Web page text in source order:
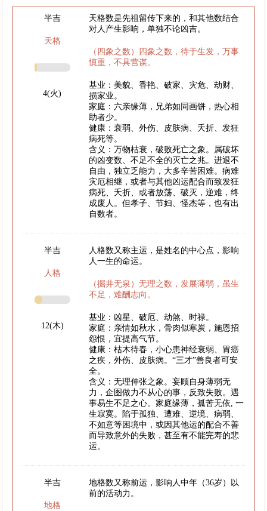
半吉
天格
4(火)
天格数是先祖留传下来的，和其他数结合
对人产生影响，单独不论凶吉。
（四象之数）四象之数，待于生发，万事
慎重，不具营谋。
基业：美貌、香艳、破家、灾危、劫财、
损家业。
家庭：六亲缘薄，兄弟如同画饼，热心相
助者少。
健康：衰弱、外伤、皮肤病、夭折、发狂
病死等。
含义：万物枯衰，破败死亡之象。属破坏
的凶变数、不足不全的灭亡之兆。进退不
自由，独立乏能力，大多辛苦困难。病难
灾厄相继，或者与其他凶运配合而致发狂
病死、夭折、或者放荡、破灭，逆难，终
成废人。但孝子、节妇、怪杰等，也有出
自数者。
半吉
人格
12(木)
人格数又称主运，是姓名的中心点，影响
人一生的命运。
（掘井无泉）无理之数，发展薄弱，虽生
不足，难酬志向。
基业：凶星、破厄、劫煞、时禄。
家庭：亲情如秋水，骨肉似寒炭，施恩招
怨恨，宜提高气节。
健康：枯木待春，小心患神经衰弱、胃癌
之疾，外伤、皮肤病。“三才”善良者可安
全。
含义：无理伸张之象。妄顾自身薄弱无
力，企图做力不从心的事，反致失败。遇
事易生不足之心。家庭缘薄，孤苦无依, 一
生寂寞。陷于孤独、遭难、逆境、病弱、
不如意等困境中，或因其他运的配合不善
而导致意外的失败，甚至有不能完寿的悲
运。
半吉
地格
地格数又称前运，影响人中年（36岁）以
前的活动力。